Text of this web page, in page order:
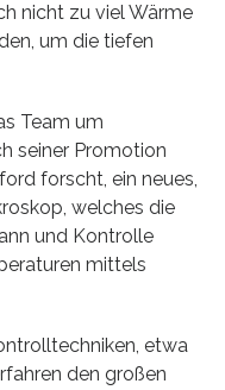
nicht zu viel Wärme
um die tiefen
Team um
seiner Promotion
forscht, ein neues,
welches die
und Kontrolle
mittels
etwa
den großen